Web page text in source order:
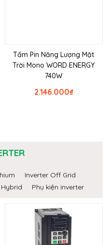
Tấm Pin Năng Lượng Mặt
Trời Mono WORD ENERGY
740W
₫
2.146.000
Inverter Off Grid
Phụ kiện inverter